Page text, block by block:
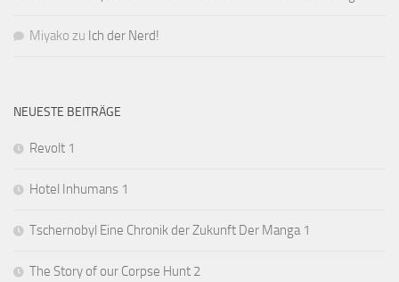
Miyako zu Ich der Nerd!
NEUESTE BEITRÄGE
Revolt 1
Hotel Inhumans 1
Tschernobyl Eine Chronik der Zukunft Der Manga 1
The Story of our Corpse Hunt 2